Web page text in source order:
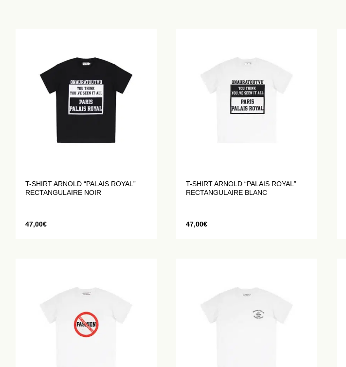
T-SHIRT ARNOLD “PALAIS ROYAL”
RECTANGULAIRE NOIR
47,00€
T-SHIRT ARNOLD “PALAIS ROYAL”
RECTANGULAIRE BLANC
47,00€